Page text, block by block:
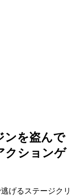
ンを盗んで
クションゲ
げるステージクリ